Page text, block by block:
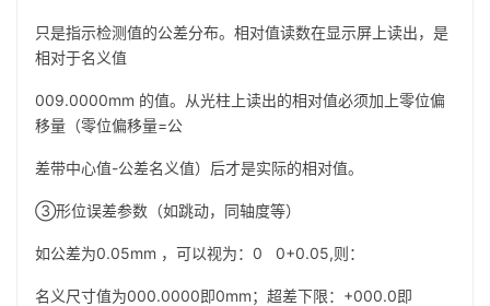
只是指示检测值的公差分布。相对值读数在显示屏上读出，是
相对于名义值
009.0000mm 的值。从光柱上读出的相对值必须加上零位偏
移量（零位偏移量=公
差带中心值-公差名义值）后才是实际的相对值。
③形位误差参数（如跳动，同轴度等）
如公差为0.05mm ，可以视为：0 0+0.05,则：
名义尺寸值为000.0000即0mm；超差下限：+000.0即